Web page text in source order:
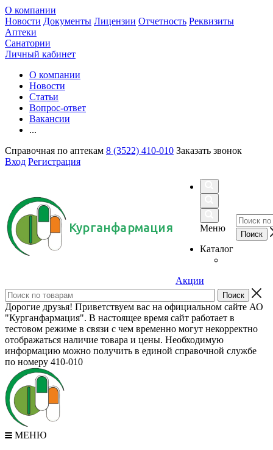
О компании
Новости Документы Лицензии Отчетность Реквизиты
Аптеки
Санатории
Личный кабинет
О компании
Новости
Статьи
Вопрос-ответ
Вакансии
...
Справочная по аптекам 8 (3522) 410-010 Заказать звонок
Вход Регистрация
Курганфармация
Меню
Каталог
Акции
Дорогие друзья! Приветствуем вас на официальном сайте АО
"Курганфармация". В настоящее время сайт работает в
тестовом режиме в связи с чем временно могут некорректно
отображаться наличие товара и цены. Необходимую
информацию можно получить в единой справочной службе
по номеру 410-010
МЕНЮ